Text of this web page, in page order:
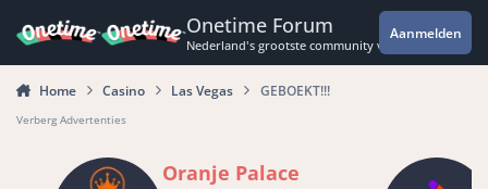
Onetime Forum
Nederland's grootste community voor de
Aanmelden
Home Casino Las Vegas GEBOEKT!!!
Verberg Advertenties
Oranje Palace